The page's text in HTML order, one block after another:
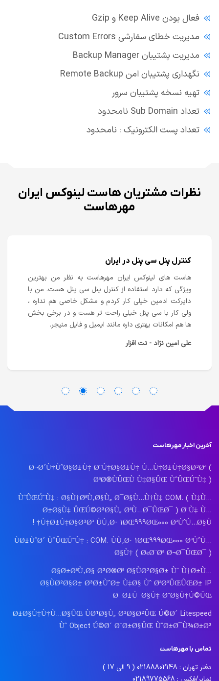
فعال بودن Keep Alive و Gzip
مدیریت خطای سفارشی Custom Errors
مدیریت پشتیبان Backup Manager
نگهداری پشتیبان امن Remote Backup
تهیه نسخه پشتیبان سرور
تعداد Sub Domain نامحدود
تعداد پست الکترونیک : نامحدود
نظرات مشتریان هاست لینوکس ایران
مهرهاست
کنترل پنل سی پنل در ایران
هاست های لینوکس ایران مهرهاست به نظر من بهترین
ویژگی که دارد استفاده از کنترل پنل سی پنل هست. من با
دایرکت ادمین خیلی کار کردم و مشکل خاصی هم نداره ،
ولی کار با سی پنل خیلی راحت تر هست و در برخی بخش
ها هم امکانات بهتری داره مانند ایمیل و فایل منیجر.
علی امین نژاد - نت افزار
آخرین اخبار مهرهاست
Ø¬Ø´Ù†ÙˆØ§Ø±Ù‡ Ø¨Ù‡Ø§Ø±Ù‡ Ù…Ù‡Ø±Ù‡Ø§Ø³Øª (
ØªØ®ÙÛŒÙ Ù‡Ø§ÛŒ ÙˆÛŒÚ˜Ù‡ )
ÙˆÛŒÚ˜Ù‡ : Ø§Ù†ØªÙ‚Ø§Ù„ Ø¯Ø§Ù…Ù†Ù‡ COM. ( Ù‡Ù…
Ø±Ø§Ù‡ ÛŒÚ©Ø³Ø§Ù„ ØªÙ…Ø¯ÛŒØ¯ ) Ø¨Ù‡ Ù…
Ù‡Ø±Ù‡Ø§Ø³Øª ÙÙ‚Ø· 1ØŒ999ØŒ000 ØªÙˆÙ…Ø§Ù† !
ÙØ±ÙˆØ´ ÙˆÛŒÚ˜Ù‡ : COM. ÙÙ‚Ø· 1ØŒ999ØŒ000 ØªÙˆÙ…
Ø§Ù† ( Ø«Ø¨Øª Ø¬Ø¯ÛŒØ¯ )
Ø§Ø±ØªÙ‚Ø§ Ø³Ø®Øª Ø§ÙØ²Ø§Ø± Ùˆ Ù†Ø±Ù…
Ø§ÙØ²Ø§Ø± Ø³Ø±ÙˆØ± Ù‡Ø§ Ùˆ ØªØºÛŒÛŒØ± IP
Ø¯Ø±Ú¯Ø§Ù‡ Ø¨Ø§Ù†Ú©ÛŒ
Ø±Ø§Ù‡Ù†Ù…Ø§ÛŒ ÙØ¹Ø§Ù„ Ø³Ø§Ø²ÛŒ Ú©Ø´ Litespeed
Ùˆ Object Ú©Ø´ Ø¨Ø±Ø§ÛŒ ÙˆØ±Ø¯Ù¾Ø±Ø³
تماس با مهرهاست
دفتر تهران : 02188802148 ( 9 الی 17 )